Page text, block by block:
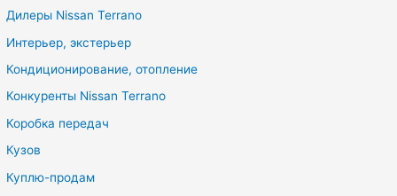
Дилеры Nissan Terrano
Интерьер, экстерьер
Кондиционирование, отопление
Конкуренты Nissan Terrano
Коробка передач
Кузов
Куплю-продам